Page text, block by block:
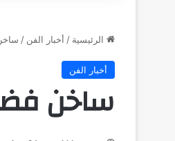
الرئيسية / أخبار الفن /
أخبار الفن
ساخن